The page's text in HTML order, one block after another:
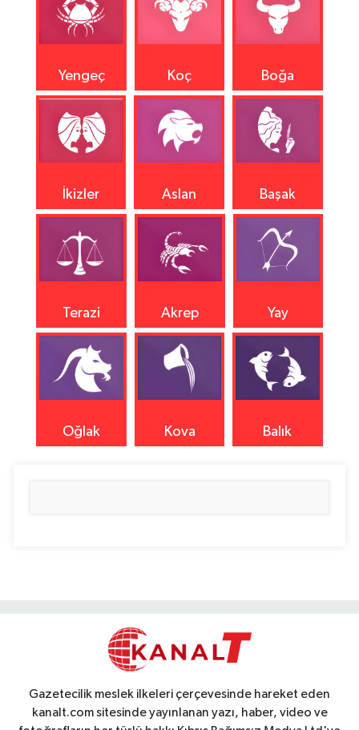
Yengeç Koç Boğa
İkizler Aslan Başak
Terazi Akrep Yay
Oğlak Kova Balık
Gazetecilik meslek ilkeleri çerçevesinde hareket eden
kanalt.com sitesinde yayınlanan yazı, haber, video ve